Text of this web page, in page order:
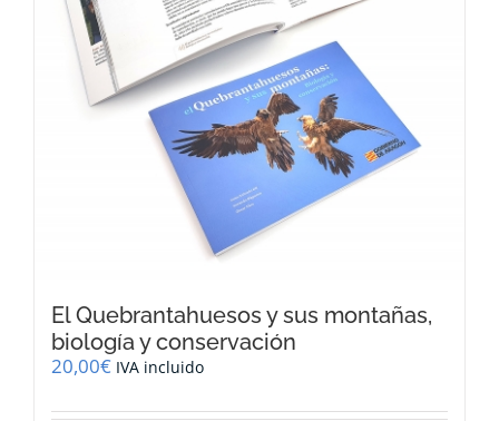
El Quebrantahuesos y sus montañas,
biología y conservación
20,00€ IVA incluido